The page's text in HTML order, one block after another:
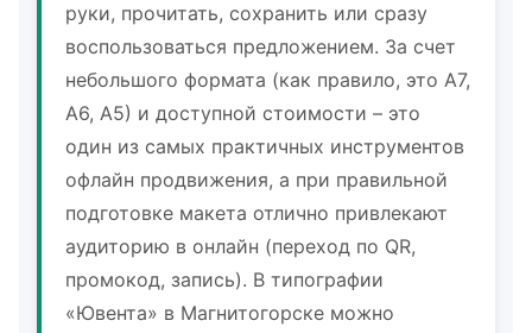
руки, прочитать, сохранить или сразу
воспользоваться предложением. За счет
небольшого формата (как правило, это А7,
А6, А5) и доступной стоимости – это
один из самых практичных инструментов
офлайн продвижения, а при правильной
подготовке макета отлично привлекают
аудиторию в онлайн (переход по QR,
промокод, запись). В типографии
«Ювента» в Магнитогорске можно